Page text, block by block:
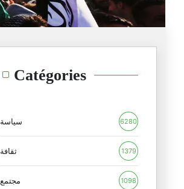
Catégories
سياسة 6280
ثقافة 1379
مجتمع 1098